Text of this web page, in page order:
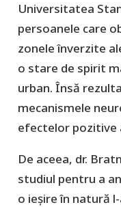
Universitatea
persoanele care
zonele înverzite
o stare de spirit
urban. Însă
mecanismele
efectelor pozitive
De aceea, dr.
studiul pentru a
o ieșire în natură